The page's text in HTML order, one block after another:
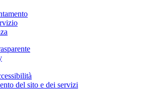
del sito e dei servizi